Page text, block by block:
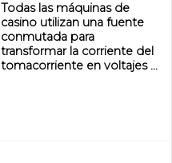
Todas las máquinas de
casino utilizan una fuente
conmutada para
transformar la corriente del
tomacorriente en voltajes ...